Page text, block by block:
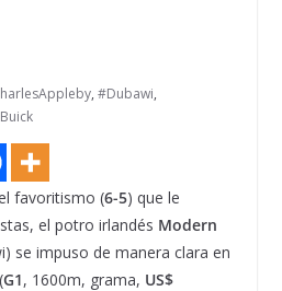
, #Dubawi,
favoritismo (6-5) que le
el potro irlandés Modern
se impuso de manera clara en
(G1, 1600m, grama, US$